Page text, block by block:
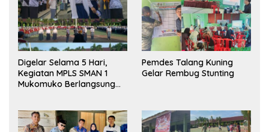
Digelar Selama 5 Hari,
Kegiatan MPLS SMAN 1
Mukomuko Berlangsung
Pemdes Talang Kuning
Gelar Rembug Stunting